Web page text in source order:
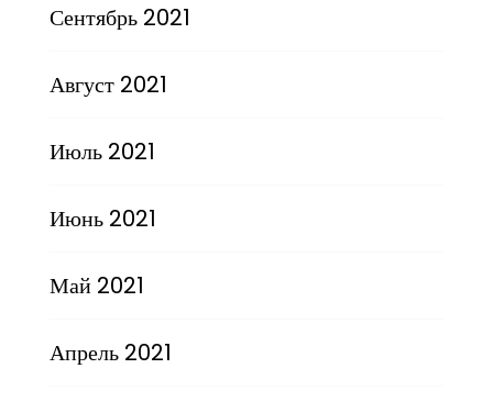
Сентябрь 2021
Август 2021
Июль 2021
Июнь 2021
Май 2021
Апрель 2021